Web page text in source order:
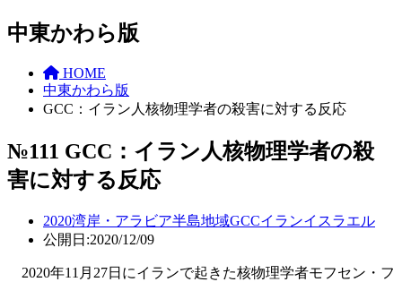
中東かわら版
HOME
中東かわら版
GCC：イラン人核物理学者の殺害に対する反応
№111 GCC：イラン人核物理学者の殺
害に対する反応
2020湾岸・アラビア半島地域GCCイランイスラエル
公開日:2020/12/09
2020年11月27日にイランで起きた核物理学者モフセン・フ